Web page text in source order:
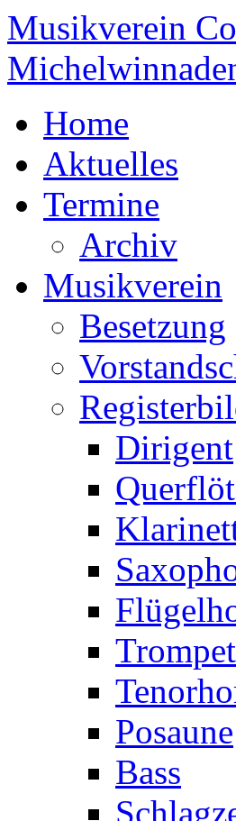
Musikverein
Home
Aktuelles
Termine
Archiv
Musikverein
Besetzung
Dirigent
Posaune
Bass